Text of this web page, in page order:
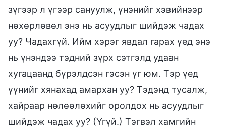
зүгээр л үгээр сануулж, үнэнийг хэвийнээр
нөхөрлөвөл энэ нь асуудлыг шийдэж чадах
уу? Чадахгүй. Ийм хэрэг явдал гарах үед энэ
нь үнэндээ тэдний зүрх сэтгэлд удаан
хугацаанд бүрэлдсэн гэсэн үг юм. Тэр үед
үүнийг хянахад амархан уу? Тэдэнд тусалж,
хайраар нөлөөлөхийг оролдох нь асуудлыг
шийдэж чадах уу? (Үгүй.) Тэгвэл хамгийн